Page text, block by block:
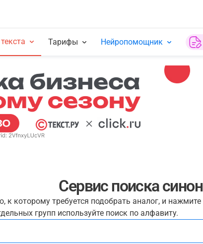
Тарифы Нейропомощник
Сервис поиска
к которому требуется подобрать аналог, и
групп используйте поиск по алфавиту.